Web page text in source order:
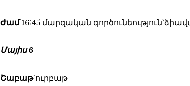
Ժամ՝16:45 մարզական
Մայիս 6
Շաբաթ`ուրբաթ